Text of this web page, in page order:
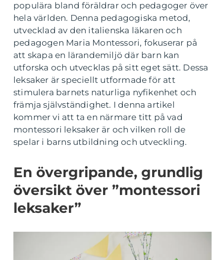
populära bland föräldrar och pedagoger över
hela världen. Denna pedagogiska metod,
utvecklad av den italienska läkaren och
pedagogen Maria Montessori, fokuserar på
att skapa en lärandemiljö där barn kan
utforska och utvecklas på sitt eget sätt. Dessa
leksaker är speciellt utformade för att
stimulera barnets naturliga nyfikenhet och
främja självständighet. I denna artikel
kommer vi att ta en närmare titt på vad
montessori leksaker är och vilken roll de
spelar i barns utbildning och utveckling.
En övergripande, grundlig
översikt över ”montessori
leksaker”